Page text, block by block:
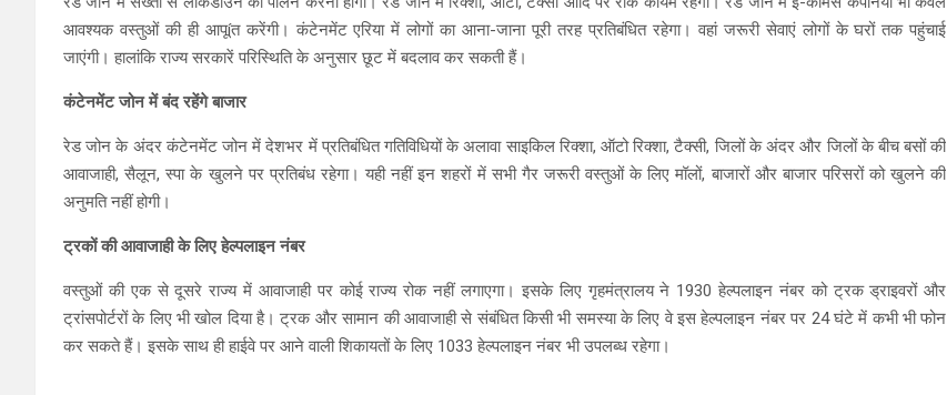
आवश्यक वस्तुओं की ही आपूíत करेंगी। कंटेनमेंट एरिया में लोगों का आना-जाना पूरी तरह प्रतिबंधित रहेगा। वहां जरूरी सेवाएं लोगों के घरों तक पहुंचाई
जाएंगी। हालांकि राज्य सरकारें परिस्थिति के अनुसार छूट में बदलाव कर सकती हैं।
कंटेनमेंट जोन में बंद रहेंगे बाजार
रेड जोन के अंदर कंटेनमेंट जोन में देशभर में प्रतिबंधित गतिविधियों के अलावा साइकिल रिक्शा, ऑटो रिक्शा, टैक्सी, जिलों के अंदर और जिलों के बीच बसों की
आवाजाही, सैलून, स्पा के खुलने पर प्रतिबंध रहेगा। यही नहीं इन शहरों में सभी गैर जरूरी वस्तुओं के लिए मॉलों, बाजारों और बाजार परिसरों को खुलने की
अनुमति नहीं होगी।
ट्रकों की आवाजाही के लिए हेल्‍पलाइन नंबर
वस्तुओं की एक से दूसरे राज्य में आवाजाही पर कोई राज्य रोक नहीं लगाएगा। इसके लिए गृहमंत्रालय ने 1930 हेल्पलाइन नंबर को ट्रक ड्राइवरों और
ट्रांसपोर्टरों के लिए भी खोल दिया है। ट्रक और सामान की आवाजाही से संबंधित किसी भी समस्या के लिए वे इस हेल्पलाइन नंबर पर 24 घंटे में कभी भी फोन
कर सकते हैं। इसके साथ ही हाईवे पर आने वाली शिकायतों के लिए 1033 हेल्पलाइन नंबर भी उपलब्ध रहेगा।